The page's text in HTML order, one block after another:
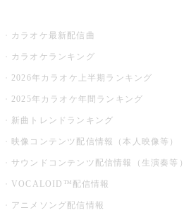
カラオケ最新配信曲
カラオケランキング
2026年カラオケ上半期ランキング
2025年カラオケ年間ランキング
新曲トレンドランキング
映像コンテンツ配信情報（本人映像等）
サウンドコンテンツ配信情報（生演奏等）
VOCALOID™配信情報
アニメソング配信情報